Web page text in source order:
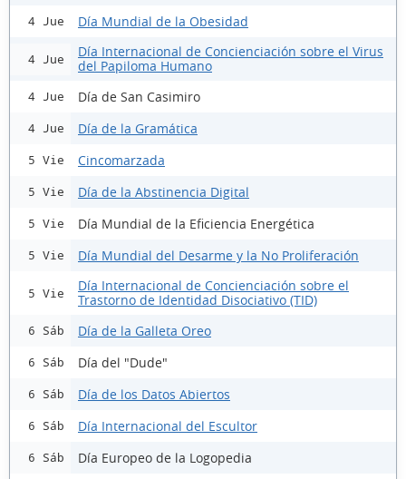
4 Jue Día Mundial de la Obesidad
4 Jue
Día Internacional de Concienciación sobre el Virus
del Papiloma Humano
4 Jue Día de San Casimiro
4 Jue Día de la Gramática
5 Vie Cincomarzada
5 Vie Día de la Abstinencia Digital
5 Vie Día Mundial de la Eficiencia Energética
5 Vie Día Mundial del Desarme y la No Proliferación
5 Vie
Día Internacional de Concienciación sobre el
Trastorno de Identidad Disociativo (TID)
6 Sáb Día de la Galleta Oreo
6 Sáb Día del "Dude"
6 Sáb Día de los Datos Abiertos
6 Sáb Día Internacional del Escultor
6 Sáb Día Europeo de la Logopedia